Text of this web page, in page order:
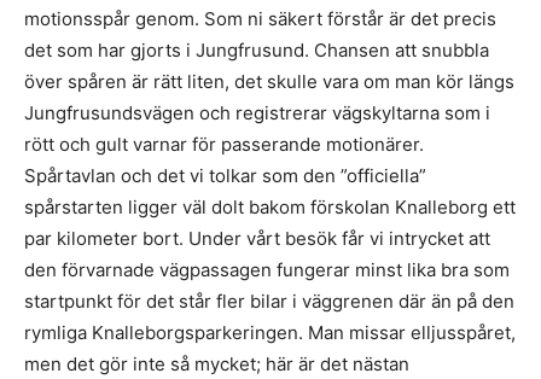
motionsspår genom. Som ni säkert förstår är det precis
det som har gjorts i Jungfrusund. Chansen att snubbla
över spåren är rätt liten, det skulle vara om man kör längs
Jungfrusundsvägen och registrerar vägskyltarna som i
rött och gult varnar för passerande motionärer.
Spårtavlan och det vi tolkar som den ”officiella”
spårstarten ligger väl dolt bakom förskolan Knalleborg ett
par kilometer bort. Under vårt besök får vi intrycket att
den förvarnade vägpassagen fungerar minst lika bra som
startpunkt för det står fler bilar i väggrenen där än på den
rymliga Knalleborgsparkeringen. Man missar elljusspåret,
men det gör inte så mycket; här är det nästan